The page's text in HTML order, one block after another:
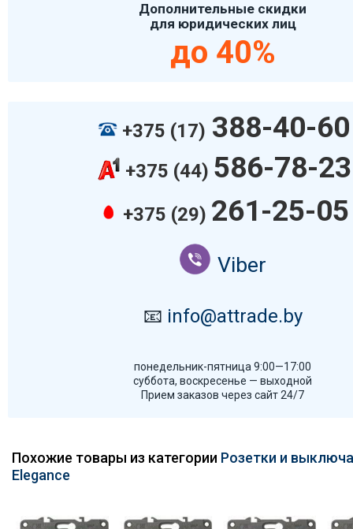
Дополнительные скидки
для юридических лиц
до 40%
+375 (17) 388-40-60
+375 (44) 586-78-23
+375 (29) 261-25-05
Viber
📧 info@attrade.by
понедельник-пятница 9:00—17:00
суббота, воскресенье — выходной
Прием заказов через сайт 24/7
Похожие товары из категории Розетки и
Elegance